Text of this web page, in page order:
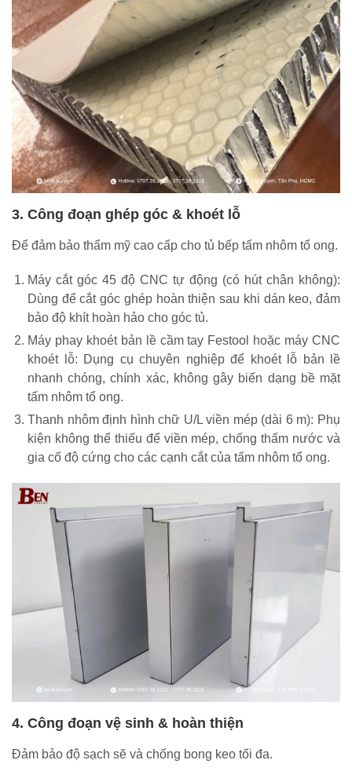
3. Công đoạn ghép góc & khoét lỗ
Để đảm bảo thẩm mỹ cao cấp cho tủ bếp tấm nhôm tổ ong.
Máy cắt góc 45 độ CNC tự động (có hút chân không):
Dùng để cắt góc ghép hoàn thiện sau khi dán keo, đảm
bảo độ khít hoàn hảo cho góc tủ.
Máy phay khoét bản lề cầm tay Festool hoặc máy CNC
khoét lỗ: Dụng cụ chuyên nghiệp để khoét lỗ bản lề
nhanh chóng, chính xác, không gây biến dạng bề mặt
tấm nhôm tổ ong.
Thanh nhôm định hình chữ U/L viền mép (dài 6 m): Phụ
kiện không thể thiếu để viền mép, chống thấm nước và
gia cố độ cứng cho các cạnh cắt của tấm nhôm tổ ong.
4. Công đoạn vệ sinh & hoàn thiện
Đảm bảo độ sạch sẽ và chống bong keo tối đa.